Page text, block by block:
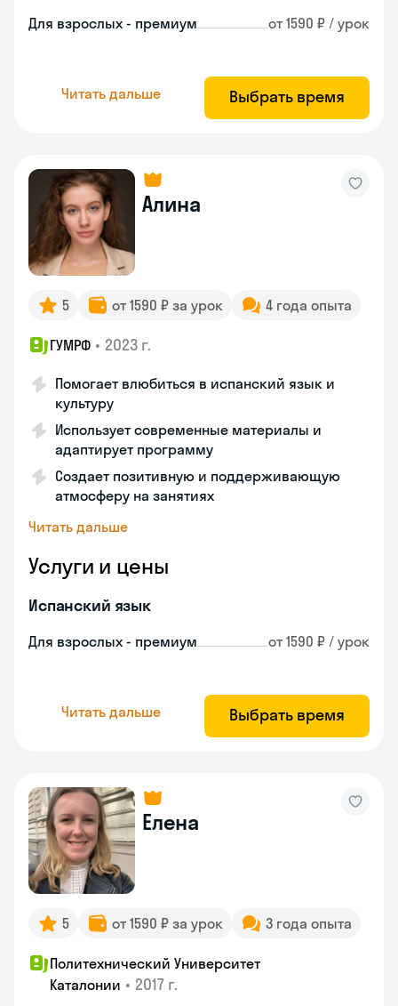
Для взрослых - премиум от 1590 ₽ / урок
Читать дальше Выбрать время
Алина
5 от 1590 ₽ за урок 4 года опыта
ГУМРФ • 2023 г.
Помогает влюбиться в испанский язык и
культуру
Использует современные материалы и
адаптирует программу
Создает позитивную и поддерживающую
атмосферу на занятиях
Читать дальше
Услуги и цены
Испанский язык
Для взрослых - премиум от 1590 ₽ / урок
Читать дальше Выбрать время
Елена
5 от 1590 ₽ за урок 3 года опыта
Политехнический Университет
Каталонии • 2017 г.